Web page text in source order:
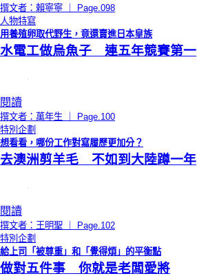
撰文者：賴寧寧 ｜ Page.098
人物特寫
用養殖卵取代野生，竟還賣進日本皇族
水電工做烏魚子 連五年競賽第一
閱讀
撰文者：萬年生 ｜ Page.100
特別企劃
想看看，哪份工作對寫履歷更加分？
去澳洲剪羊毛 不如到大陸蹲一年
閱讀
撰文者：王明聖 ｜ Page.102
特別企劃
給上司「被尊重」和「覺得煩」的平衡點
做對五件事 你就是老闆愛將